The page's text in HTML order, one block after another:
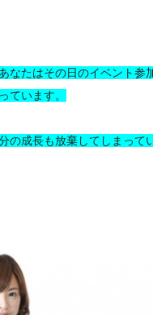
なたはその日のイベント参
ています。
の成長も放棄してしまって